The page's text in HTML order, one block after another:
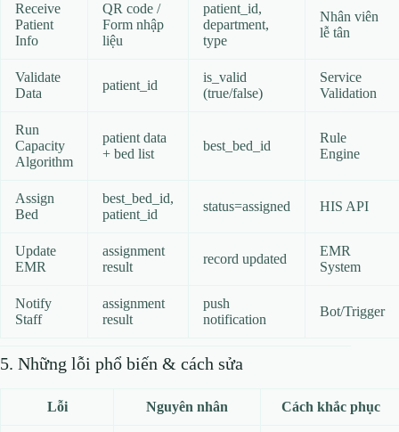
Receive
Patient
Info
QR code /
Form nhập
liệu
patient_id,
department,
type
Nhân viên
lễ tân
Validate
Data
patient_id
is_valid
(true/false)
Service
Validation
Run
Capacity
Algorithm
patient data
+ bed list
best_bed_id
Rule
Engine
Assign
Bed
best_bed_id,
patient_id
status=assigned HIS API
Update
EMR
assignment
result
record updated
EMR
System
Notify
Staff
assignment
result
push
notification
Bot/Trigger
5. Những lỗi phổ biến & cách sửa
Lỗi Nguyên nhân Cách khắc phục